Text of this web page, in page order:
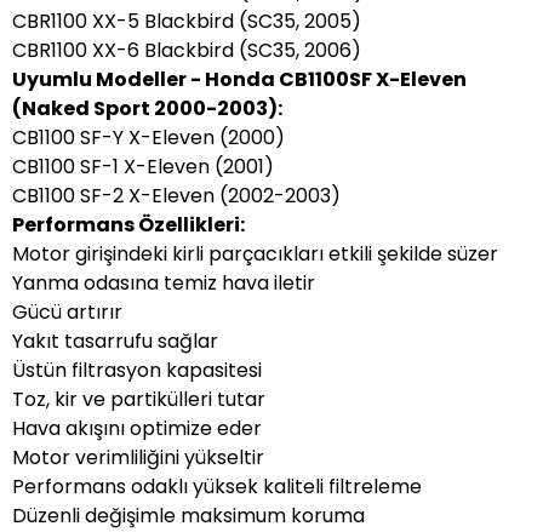
CBR1100 XX-5 Blackbird (SC35, 2005)
CBR1100 XX-6 Blackbird (SC35, 2006)
Uyumlu Modeller - Honda CB1100SF X-Eleven
(Naked Sport 2000-2003):
CB1100 SF-Y X-Eleven (2000)
CB1100 SF-1 X-Eleven (2001)
CB1100 SF-2 X-Eleven (2002-2003)
Performans Özellikleri:
Motor girişindeki kirli parçacıkları etkili şekilde süzer
Yanma odasına temiz hava iletir
Gücü artırır
Yakıt tasarrufu sağlar
Üstün filtrasyon kapasitesi
Toz, kir ve partikülleri tutar
Hava akışını optimize eder
Motor verimliliğini yükseltir
Performans odaklı yüksek kaliteli filtreleme
Düzenli değişimle maksimum koruma